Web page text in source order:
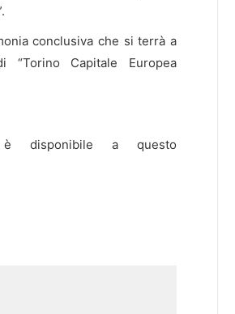
conclusiva che si terrà a
“Torino Capitale Europea
disponibile a questo